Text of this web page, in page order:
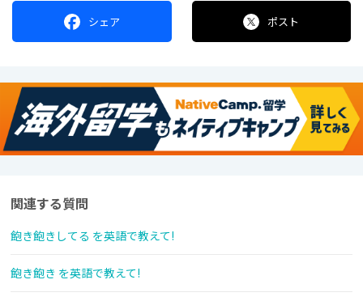
シェア ポスト
関連する質問
飽き飽きしてる を英語で教えて!
飽き飽き を英語で教えて!